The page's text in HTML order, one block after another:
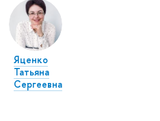
Яценко
Татьяна
Сергеевна